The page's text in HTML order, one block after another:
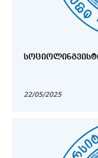
22/05/2025